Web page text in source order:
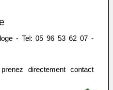
- Tel: 05 96 53 62 07 -
directement contact